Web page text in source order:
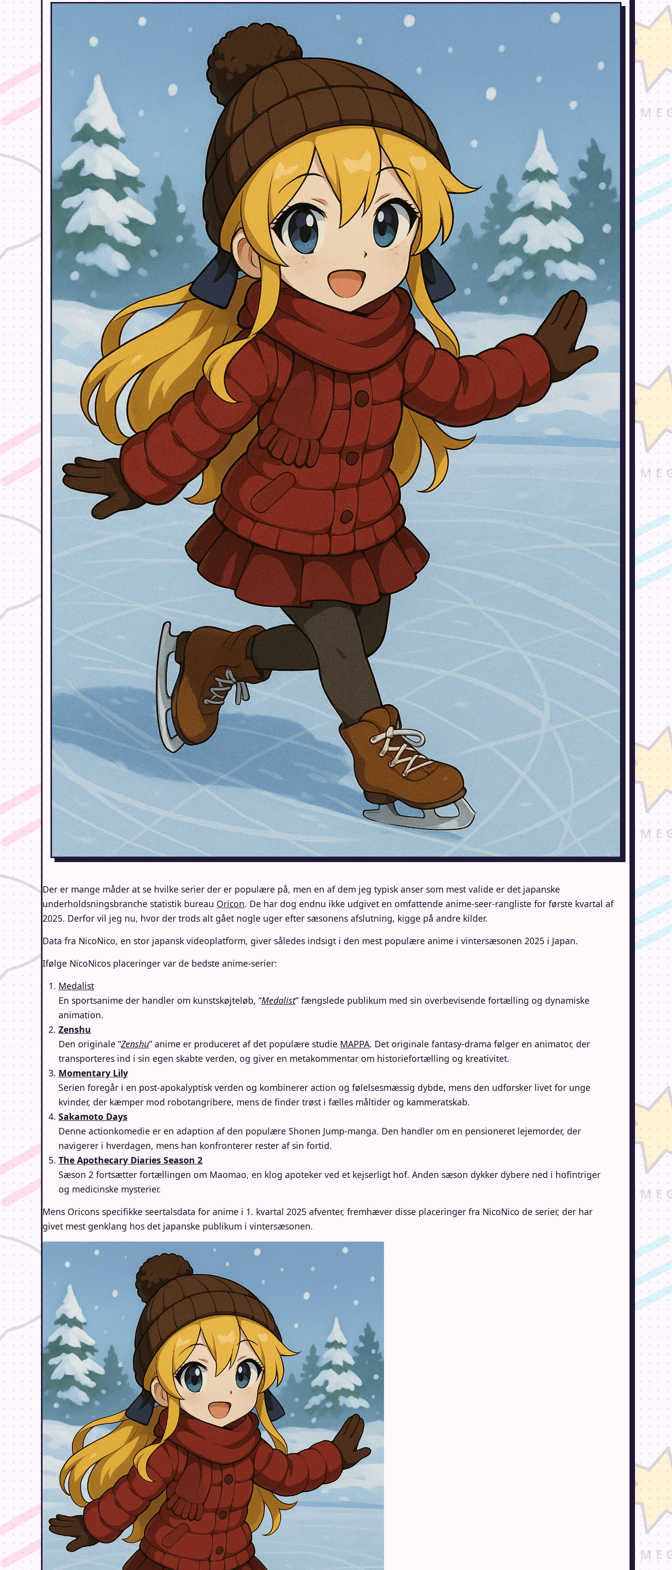
​Der er mange måder at se hvilke serier der er populære på, men en af dem jeg typisk anser som mest valide er det japanske
underholdsningsbranche statistik bureau Oricon. De har dog endnu ikke udgivet en omfattende anime-seer-rangliste for første kvartal af
2025. Derfor vil jeg nu, hvor der trods alt gået nogle uger efter sæsonens afslutning, kigge på andre kilder.
Data fra NicoNico, en stor japansk videoplatform, giver således indsigt i den mest populære anime i vintersæsonen 2025 i Japan.
Ifølge NicoNicos placeringer var de bedste anime-serier:
Medalist
En sportsanime der handler om kunstskøjteløb, “Medalist” fængslede publikum med sin overbevisende fortælling og dynamiske
animation.
Zenshu
Den originale “Zenshu” anime er produceret af det populære studie MAPPA. Det originale fantasy-drama følger en animator, der
transporteres ind i sin egen skabte verden, og giver en metakommentar om historiefortælling og kreativitet.
Momentary Lily
Serien foregår i en post-apokalyptisk verden og kombinerer action og følelsesmæssig dybde, mens den udforsker livet for unge
kvinder, der kæmper mod robotangribere, mens de finder trøst i fælles måltider og kammeratskab.
Sakamoto Days
Denne actionkomedie er en adaption af den populære Shonen Jump-manga. Den handler om en pensioneret lejemorder, der
navigerer i hverdagen, mens han konfronterer rester af sin fortid.
The Apothecary Diaries Season 2
Sæson 2 fortsætter fortællingen om Maomao, en klog apoteker ved et kejserligt hof. Anden sæson dykker dybere ned i hofintriger
og medicinske mysterier.
Mens Oricons specifikke seertalsdata for anime i 1. kvartal 2025 afventer, fremhæver disse placeringer fra NicoNico de serier, der har
givet mest genklang hos det japanske publikum i vintersæsonen.